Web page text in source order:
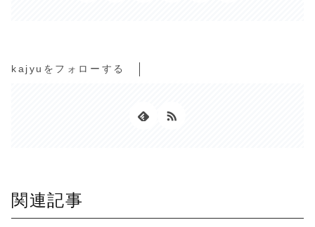
kajyuをフォローする
関連記事